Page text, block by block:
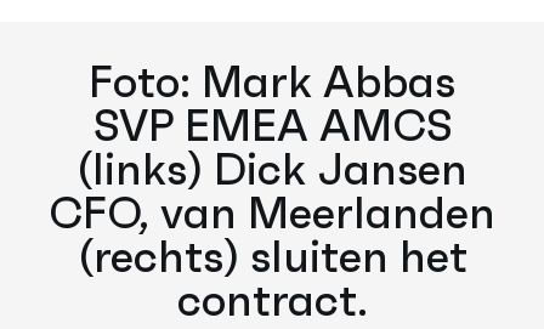
Foto: Mark Abbas
SVP EMEA AMCS
(links) Dick Jansen
CFO, van Meerlanden
(rechts) sluiten het
contract.